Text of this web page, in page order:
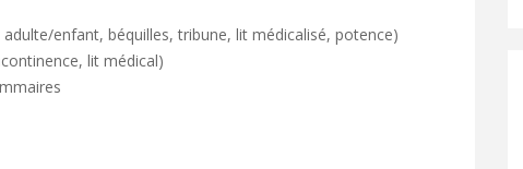
enfant, béquilles, tribune, lit médicalisé, potence)
lit médical)